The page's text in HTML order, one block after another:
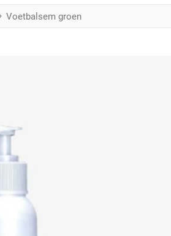
Voetbalsem groen